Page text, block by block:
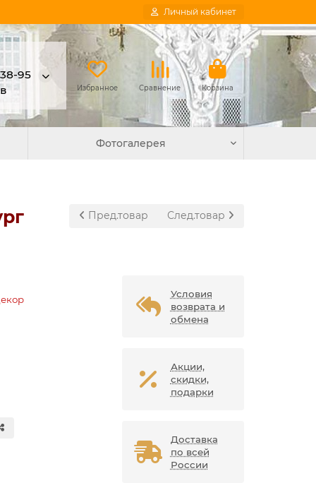
Личный кабинет
95
Избранное Сравнение Корзина
Фотогалерея
Пред.товар След.товар
Условия
возврата и
обмена
Акции,
скидки,
подарки
Доставка
по всей
России